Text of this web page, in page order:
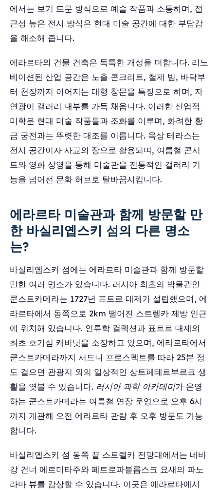
에서는 보기 드문 방식으로 예술 작품과 소통하며, 접
근성 높은 전시 방식은 현대 미술 공간에 대한 부담감
을 해소해 줍니다.
에라르타의 건물 건축은 독특한 개성을 더합니다. 리노
베이션된 산업 공간은 노출 콘크리트, 철제 빔, 바닥부
터 천장까지 이어지는 대형 창문을 특징으로 하며, 자
연광이 갤러리 내부를 가득 채웁니다. 이러한 산업적
미학은 현대 미술 작품들과 조화를 이루며, 화려한 황
금 궁전과는 뚜렷한 대조를 이룹니다. 옥상 테라스는
전시 공간이자 사교의 장으로 활용되며, 여름철 콘서
트와 영화 상영을 통해 미술관을 전통적인 갤러리 기
능을 넘어선 문화 허브로 탈바꿈시킵니다.
에라르타 미술관과 함께 방문할 만
한 바실리옙스키 섬의 다른 명소
는?
바실리옙스키 섬에는 에라르타 미술관과 함께 방문할
만한 여러 명소가 있습니다. 러시아 최초의 박물관인
쿤스트카메라는 1727년 표트르 대제가 설립했으며, 에
라르타에서 동쪽으로 2km 떨어진 스트렐카 제방 인근
에 위치해 있습니다. 인류학 컬렉션과 표트르 대제의
최초 호기심 캐비닛을 소장하고 있으며, 에라르타에서
쿤스트카메라까지 서드니 프로스펙트를 따라 25분 정
도 걸으면 관광지 외의 일상적인 상트페테르부르크 생
활을 엿볼 수 있습니다. 러시아 과학 아카데미가 운영
하는 쿤스트카메라는 여름철 연장 운영으로 오후 6시
까지 개관해 오전 에라르타 관람 후 오후 방문도 가능
합니다.
바실리옙스키 섬 동쪽 끝 스트렐카 전망대에서는 네바
강 건너 에르미타주와 페트로파블롭스크 요새의 파노
라마 뷰를 감상할 수 있습니다. 이곳은 에라르타에서